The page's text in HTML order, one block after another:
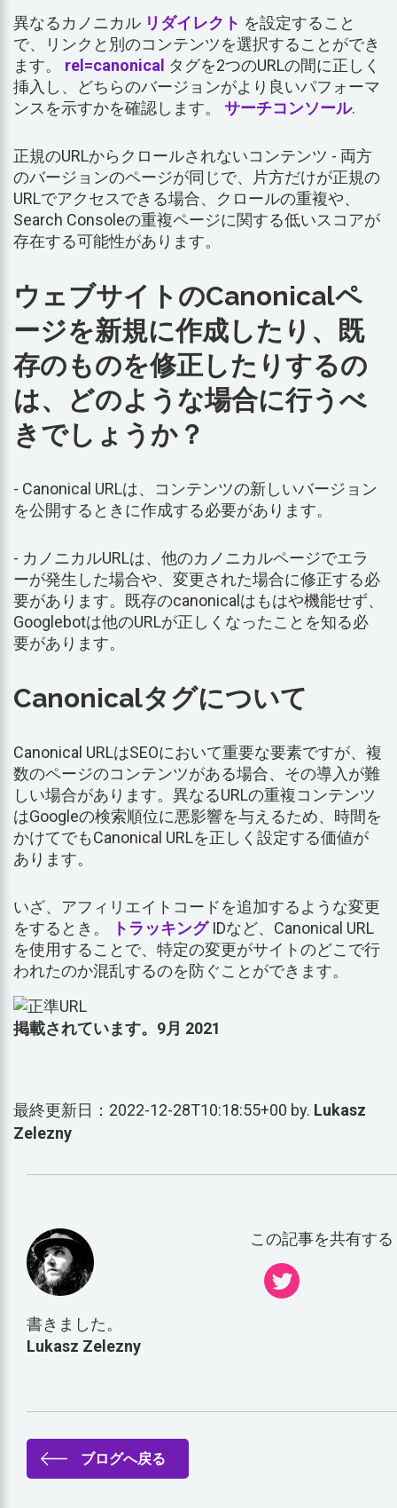
異なるカノニカル リダイレクト を設定すること
で、リンクと別のコンテンツを選択することができ
ます。 rel=canonical タグを2つのURLの間に正しく
挿入し、どちらのバージョンがより良いパフォーマ
ンスを示すかを確認します。 サーチコンソール.
正規のURLからクロールされないコンテンツ - 両方
のバージョンのページが同じで、片方だけが正規の
URLでアクセスできる場合、クロールの重複や、
Search Consoleの重複ページに関する低いスコアが
存在する可能性があります。
ウェブサイトのCanonicalペ
ージを新規に作成したり、既
存のものを修正したりするの
は、どのような場合に行うべ
きでしょうか？
- Canonical URLは、コンテンツの新しいバージョン
を公開するときに作成する必要があります。
- カノニカルURLは、他のカノニカルページでエラ
ーが発生した場合や、変更された場合に修正する必
要があります。既存のcanonicalはもはや機能せず、
Googlebotは他のURLが正しくなったことを知る必
要があります。
Canonicalタグについて
Canonical URLはSEOにおいて重要な要素ですが、複
数のページのコンテンツがある場合、その導入が難
しい場合があります。異なるURLの重複コンテンツ
はGoogleの検索順位に悪影響を与えるため、時間を
かけてでもCanonical URLを正しく設定する価値が
あります。
いざ、アフィリエイトコードを追加するような変更
をするとき。
トラッキングIDなど、Canonical URL
を使用することで、特定の変更がサイトのどこで行
われたのか混乱するのを防ぐことができます。
掲載されています。9月 2021
最終更新日：2022-12-28T10:18:55+00 by. Lukasz
Zelezny
書きました。
Lukasz Zelezny
この記事を共有する
ブログへ戻る